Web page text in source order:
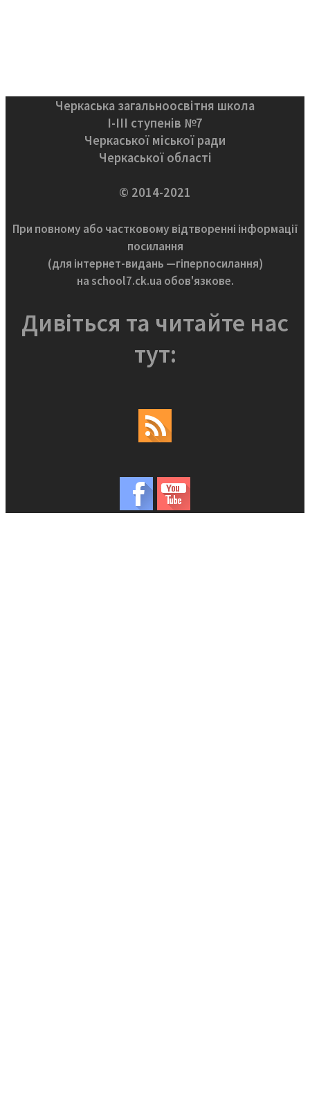
Черкаська загальноосвітня школа
І-ІІІ ступенів №7
Черкаської міської ради
Черкаської області
© 2014-2021
При повному або частковому відтворенні інформації
посилання
(для інтернет-видань —гіперпосилання)
на school7.ck.ua обов'язкове.
Дивіться та читайте нас
тут: